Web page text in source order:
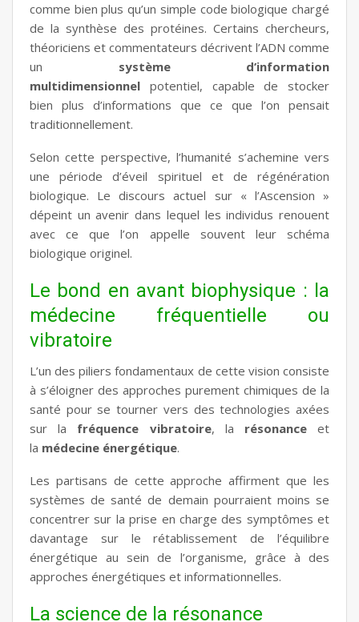
comme bien plus qu’un simple code biologique chargé
de la synthèse des protéines. Certains chercheurs,
théoriciens et commentateurs décrivent l’ADN comme
un système d’information
multidimensionnel potentiel, capable de stocker
bien plus d’informations que ce que l’on pensait
traditionnellement.
Selon cette perspective, l’humanité s’achemine vers
une période d’éveil spirituel et de régénération
biologique. Le discours actuel sur « l’Ascension »
dépeint un avenir dans lequel les individus renouent
avec ce que l’on appelle souvent leur schéma
biologique originel.
Le bond en avant biophysique : la
médecine fréquentielle ou
vibratoire
L’un des piliers fondamentaux de cette vision consiste
à s’éloigner des approches purement chimiques de la
santé pour se tourner vers des technologies axées
sur la fréquence vibratoire, la résonanceet
la médecine énergétique.
Les partisans de cette approche affirment que les
systèmes de santé de demain pourraient moins se
concentrer sur la prise en charge des symptômes et
davantage sur le rétablissement de l’équilibre
énergétique au sein de l’organisme, grâce à des
approches énergétiques et informationnelles.
La science de la résonance